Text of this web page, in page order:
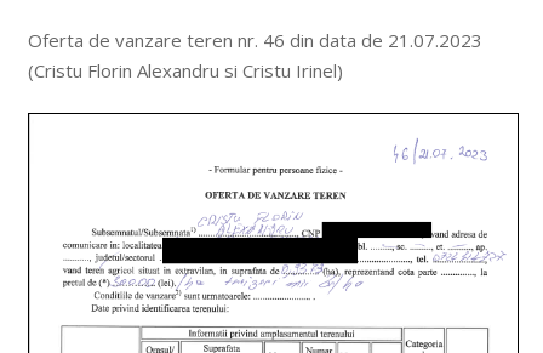
Oferta de vanzare teren nr. 46 din data de 21.07.2023
(Cristu Florin Alexandru si Cristu Irinel)